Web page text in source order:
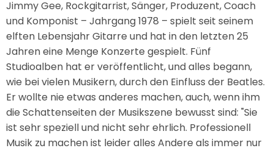
Jimmy Gee, Rockgitarrist, Sänger, Produzent, Coach
und Komponist – Jahrgang 1978 – spielt seit seinem
elften Lebensjahr Gitarre und hat in den letzten 25
Jahren eine Menge Konzerte gespielt. Fünf
Studioalben hat er veröffentlicht, und alles begann,
wie bei vielen Musikern, durch den Einfluss der Beatles.
Er wollte nie etwas anderes machen, auch, wenn ihm
die Schattenseiten der Musikszene bewusst sind: "Sie
ist sehr speziell und nicht sehr ehrlich. Professionell
Musik zu machen ist leider alles Andere als immer nur